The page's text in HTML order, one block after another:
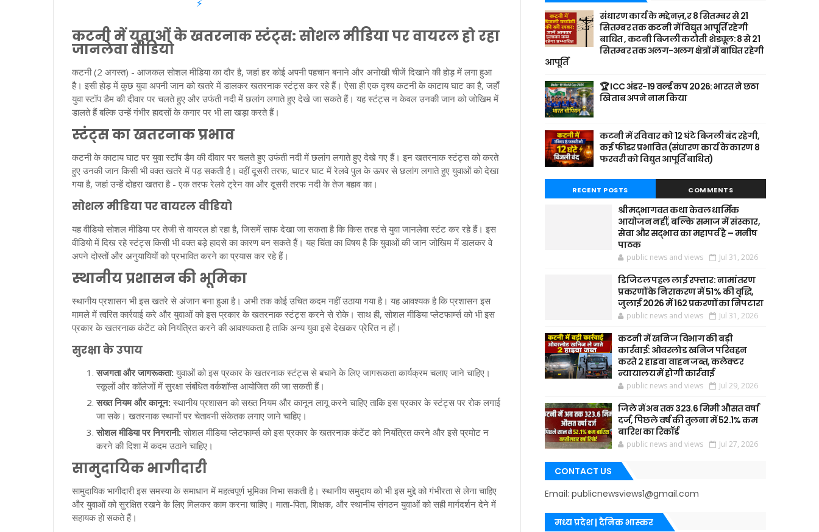
कटनी में युवाओं के खतरनाक स्टंट्स: सोशल मीडिया पर वायरल हो रहा
जानलेवा वीडियो
कटनी (2 अगस्त) - आजकल सोशल मीडिया का दौर है, जहां हर कोई अपनी पहचान बनाने और अनोखी चीजें दिखाने की होड़ में लगा हुआ
है। इसी होड़ में कुछ युवा अपनी जान को खतरे में डालकर खतरनाक स्टंट्स कर रहे हैं। ऐसा ही एक दृश्य कटनी के काटाय घाट का है, जहाँ
युवा स्टॉप डैम की दीवार पर चलते हुए और उफंती नदी में छलांग लगाते हुए देखे जा सकते हैं। यह स्टंट्स न केवल उनकी जान को जोखिम में
डालते हैं बल्कि उन्हें गंभीर हादसों के कगार पर भी ला खड़ा करते हैं।
स्टंट्स का खतरनाक प्रभाव
कटनी के काटाय घाट पर युवा स्टॉप डैम की दीवार पर चलते हुए उफंती नदी में छलांग लगाते हुए देखे गए हैं। इन खतरनाक स्टंट्स को करते
हुए उनकी जान किसी भी वक्त खतरे में पड़ सकती है। वहीं दूसरी तरफ, घाटर घाट में रेलवे पुल के ऊपर से छलांग लगाते हुए युवाओं को देखा
गया है, जहां उन्हें दोहरा खतरा है - एक तरफ रेलवे ट्रेन का और दूसरी तरफ नदी के तेज बहाव का।
सोशल मीडिया पर वायरल वीडियो
यह वीडियो सोशल मीडिया पर तेजी से वायरल हो रहा है, जिसमें साफ देखा जा सकता है कि किस तरह से युवा जानलेवा स्टंट कर रहे हैं। इस
वीडियो में दिख रहे स्टंट्स किसी भी वक्त बड़े हादसे का कारण बन सकते हैं। यह चिंता का विषय है कि युवाओं की जान जोखिम में डालकर वे
अपने दोस्तों और अनुयायियों को प्रभावित करने का प्रयास कर रहे हैं।
स्थानीय प्रशासन की भूमिका
स्थानीय प्रशासन भी इस खतरे से अंजान बना हुआ है। अभी तक कोई उचित कदम नहीं उठाया गया है। यह आवश्यक है कि प्रशासन इस
मामले में त्वरित कार्रवाई करे और युवाओं को इस प्रकार के खतरनाक स्टंट्स करने से रोके। साथ ही, सोशल मीडिया प्लेटफार्म्स को भी इस
प्रकार के खतरनाक कंटेंट को नियंत्रित करने की आवश्यकता है ताकि अन्य युवा इसे देखकर प्रेरित न हों।
सुरक्षा के उपाय
सजगता और जागरूकता: युवाओं को इस प्रकार के खतरनाक स्टंट्स से बचाने के लिए जागरूकता कार्यक्रम चलाए जाने चाहिए।
स्कूलों और कॉलेजों में सुरक्षा संबंधित वर्कशॉप्स आयोजित की जा सकती हैं।
सख्त नियम और कानून: स्थानीय प्रशासन को सख्त नियम और कानून लागू करने चाहिए ताकि इस प्रकार के स्टंट्स पर रोक लगाई
जा सके। खतरनाक स्थानों पर चेतावनी संकेतक लगाए जाने चाहिए।
सोशल मीडिया पर निगरानी: सोशल मीडिया प्लेटफार्म्स को इस प्रकार के खतरनाक कंटेंट को नियंत्रित करने और इसे प्रमोट न
करने की दिशा में कदम उठाने चाहिए।
सामुदायिक भागीदारी
सामुदायिक भागीदारी इस समस्या के समाधान में महत्वपूर्ण भूमिका निभा सकती है। स्थानीय समुदाय को भी इस मुद्दे को गंभीरता से लेना चाहिए
और युवाओं को सुरक्षित रखने के लिए मिलकर काम करना चाहिए। माता-पिता, शिक्षक, और स्थानीय संगठन युवाओं को सही मार्गदर्शन देने में
सहायक हो सकते हैं।
संधारण कार्य के मद्देनज़,र 8 सितम्बर से 21
सितम्बर तक कटनी में विद्युत आपूर्ति रहेगी
बाधित , कटनी बिजली कटौती शेड्यूल: 8 से 21
सितम्बर तक अलग-अलग क्षेत्रों में बाधित रहेगी
आपूर्ति
🏆 ICC अंडर-19 वर्ल्ड कप 2026: भारत ने छठा
खिताब अपने नाम किया
कटनी में रविवार को 12 घंटे बिजली बंद रहेगी,
कई फीडर प्रभावित (संधारण कार्य के कारण 8
फरवरी को विद्युत आपूर्ति बाधित)
RECENT POSTS COMMENTS
श्रीमद्भागवत कथा केवल धार्मिक
आयोजन नहीं, बल्कि समाज में संस्कार,
सेवा और सद्भाव का महापर्व है – मनीष
पाठक
public news and views Jul 31, 2026
डिजिटल पहल लाई रफ्तार: नामांतरण
प्रकरणों के निराकरण में 51% की वृद्धि,
जुलाई 2026 में 162 प्रकरणों का निपटारा
public news and views Jul 31, 2026
कटनी में खनिज विभाग की बड़ी
कार्रवाई: ओवरलोड खनिज परिवहन
करते 2 हाइवा वाहन जब्त, कलेक्टर
न्यायालय में होगी कार्रवाई
public news and views Jul 29, 2026
जिले में अब तक 323.6 मिमी औसत वर्षा
दर्ज, पिछले वर्ष की तुलना में 52.1% कम
बारिश का रिकॉर्ड
public news and views Jul 27, 2026
CONTACT US
Email: publicnewsviews1@gmail.com
मध्य प्रदेश | दैनिक भास्कर